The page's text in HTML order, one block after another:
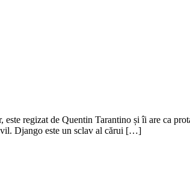
regizat de Quentin Tarantino și îi are ca
Django este un sclav al cărui […]